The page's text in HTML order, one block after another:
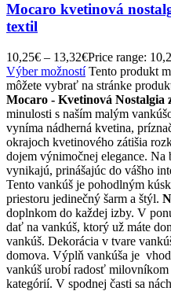
Mocaro kvetinová
textil
10,25€ – 13,32€Price range:
Výber možnostíTento produkt
môžete vybrať na stránke
Mocaro - Kvetinová Nostalgia
minulosti s naším malým
vyníma nádherná kvetina,
okrajoch kvetinového zátišia
dojem výnimočnej elegance. Na
vynikajú, prinášajúc do vášho
Tento vankúš je pohodlným
priestoru jedinečný šarm a štýl.
doplnkom do každej izby. V
dať na vankúš, ktorý už máte
vankúš. Dekorácia v tvare
domova. Výplň vankúša je
vankúš urobí radosť
kategórií. V spodnej časti sa